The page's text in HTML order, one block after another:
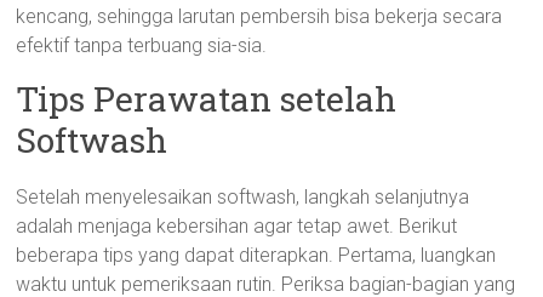
kencang, sehingga larutan pembersih bisa bekerja secara
efektif tanpa terbuang sia-sia.
Tips Perawatan setelah
Softwash
Setelah menyelesaikan softwash, langkah selanjutnya
adalah menjaga kebersihan agar tetap awet. Berikut
beberapa tips yang dapat diterapkan. Pertama, luangkan
waktu untuk pemeriksaan rutin. Periksa bagian-bagian yang